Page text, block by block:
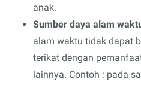
anak.
Sumber daya alam
alam waktu tidak dapat
terikat dengan
lainnya. Contoh : pada